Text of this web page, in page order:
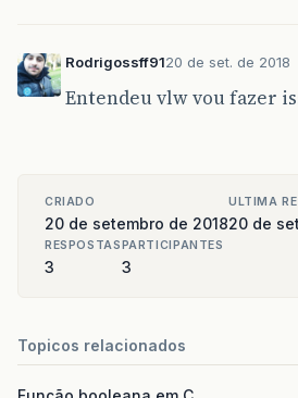
Rodrigossff9120 de set. de 2018
Entendeu vlw vou fazer
CRIADO
20 de setembro de 2018
ULTIMA
20 de
RESPOSTAS
3
PARTICIPANTES
3
Topicos relacionados